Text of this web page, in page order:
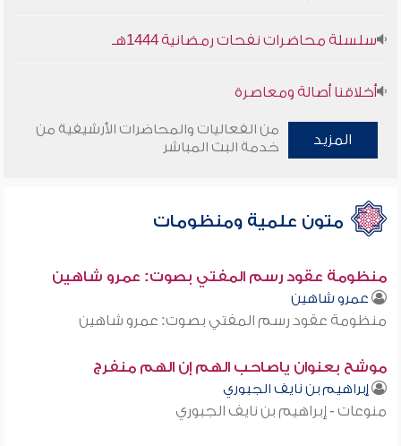
وأمنهم من خوف 9
المزيد
من الفعاليات والمحاضرات الأرشيفية من
خدمة البث المباشر
متون علمية ومنظومات
منظومة عقود رسم المفتي بصوت: عمرو شاهين
عمرو شاهين
منظومة عقود رسم المفتي بصوت: عمرو شاهين
موشح بعنوان ياصاحب الهم إن الهم منفرج
إبراهيم بن نايف الجبوري
منوعات - إبراهيم بن نايف الجبوري